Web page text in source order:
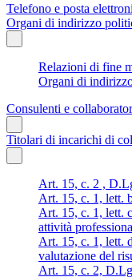
Telefono e posta
Organi di indirizzo
Relazioni di fine
Organi di
Consulenti e
Titolari di incarichi di
Art. 15, c. 2 ,
Art. 15, c. 1, lett.
Art. 15, c. 1, lett.
attività
Art. 15, c. 1, lett.
valutazione del
Art. 15, c. 2,